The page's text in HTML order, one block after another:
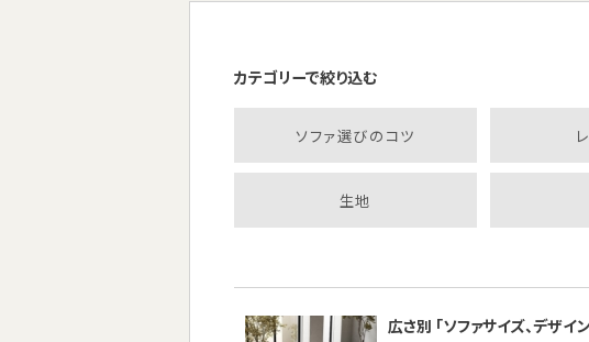
カテゴリーで絞り込む
ソファ選びのコツ
生地
広さ別 「ソファサイズ、デザイ